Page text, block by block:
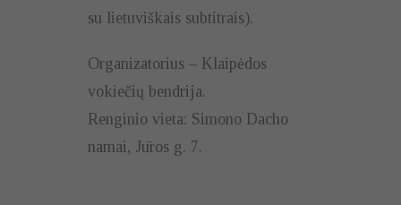
su lietuviškais subtitrais).
Organizatorius – Klaipėdos
vokiečių bendrija.
Renginio vieta: Simono Dacho
namai, Jūros g. 7.